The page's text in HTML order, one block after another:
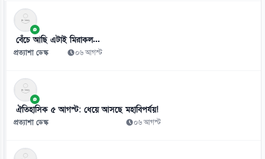
থাইল্যান্ডের স্কুলে কিশোরের এলোপাতাড়ি গুলি, নিহত অন্তত ৭
০৭ আগস্ট
বেঁচে আছি এটাই মিরাকল...
প্রত্যাশা ডেস্ক ০৬ আগস্ট
ঐতিহাসিক ৫ আগস্ট: ধেয়ে আসছে মহাবিপর্যয়!
প্রত্যাশা ডেস্ক ০৬ আগস্ট